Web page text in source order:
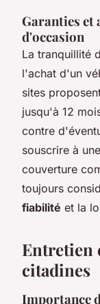
Garanties et
d'occasion
La tranquillité
l'achat d'un
sites
jusqu'à 12
contre
souscrire à
couverture
toujours
fiabilité et la
Entretien
citadines
Importance